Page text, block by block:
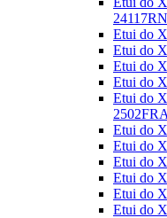
Etui do
Etui do
Etui do
Etui do
Etui do
Etui do
Etui do
Etui do
Etui do
Etui do
Etui do